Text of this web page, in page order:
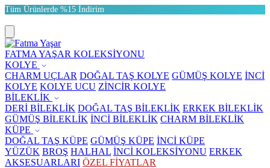
Tüm Ürünlerde %15 İndirim
FATMA YAŞAR KOLEKSİYONU
KOLYE
CHARM UÇLAR DOĞAL TAŞ KOLYE GÜMÜŞ KOLYE İNCİ
KOLYE KOLYE UCU ZİNCİR KOLYE
BİLEKLİK
DERİ BİLEKLİK DOĞAL TAŞ BİLEKLİK ERKEK BİLEKLİK
GÜMÜŞ BİLEKLİK İNCİ BİLEKLİK CHARM BİLEKLİK
KÜPE
DOĞAL TAŞ KÜPE GÜMÜŞ KÜPE İNCİ KÜPE
YÜZÜK BROŞ HALHAL İNCİ KOLEKSİYONU ERKEK
AKSESUARLARI ÖZEL FİYATLAR